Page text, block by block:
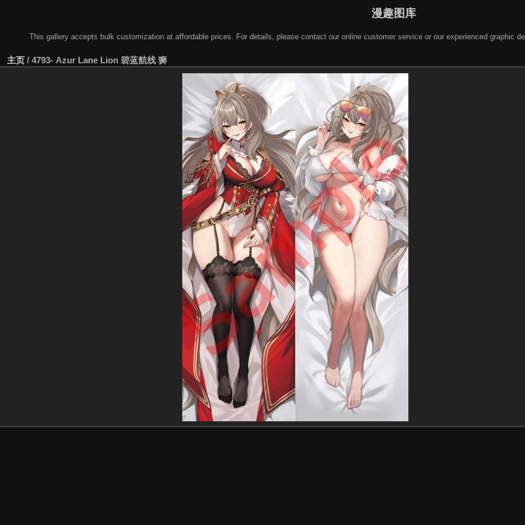
漫趣图库
This gallery accepts bulk customization at affordable prices. For details, please contact our online customer service or our experienced graphic
主页 / 4793- Azur Lane Lion 碧蓝航线 狮